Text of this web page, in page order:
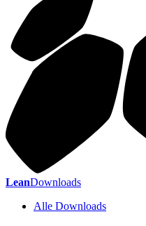
LeanDownloads
Alle Downloads